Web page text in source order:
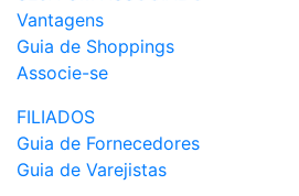
Vantagens
Guia de Shoppings
Associe-se
FILIADOS
Guia de Fornecedores
Guia de Varejistas